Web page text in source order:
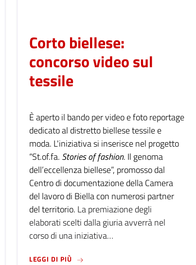
OPERAI DOPO LA CLASSE OPERAIA
Corto biellese:
concorso video sul
tessile
È aperto il bando per video e foto reportage
dedicato al distretto biellese tessile e
moda. L'iniziativa si inserisce nel progetto
“St.of.fa. Stories of fashion. Il genoma
dell’eccellenza biellese”, promosso dal
Centro di documentazione della Camera
del lavoro di Biella con numerosi partner
del territorio. La premiazione degli
elaborati scelti dalla giuria avverrà nel
corso di una iniziativa…
LEGGI DI PIÙLEGGI DI PIÙ SU CORTO BIELLESE: